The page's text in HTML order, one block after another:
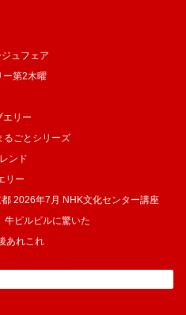
ュフェア
ー第2木曜
エリー
るごとシリーズ
ンド
リー
2026年7月 NHK文化センター講座
牛ピルピルに驚いた
あれこれ